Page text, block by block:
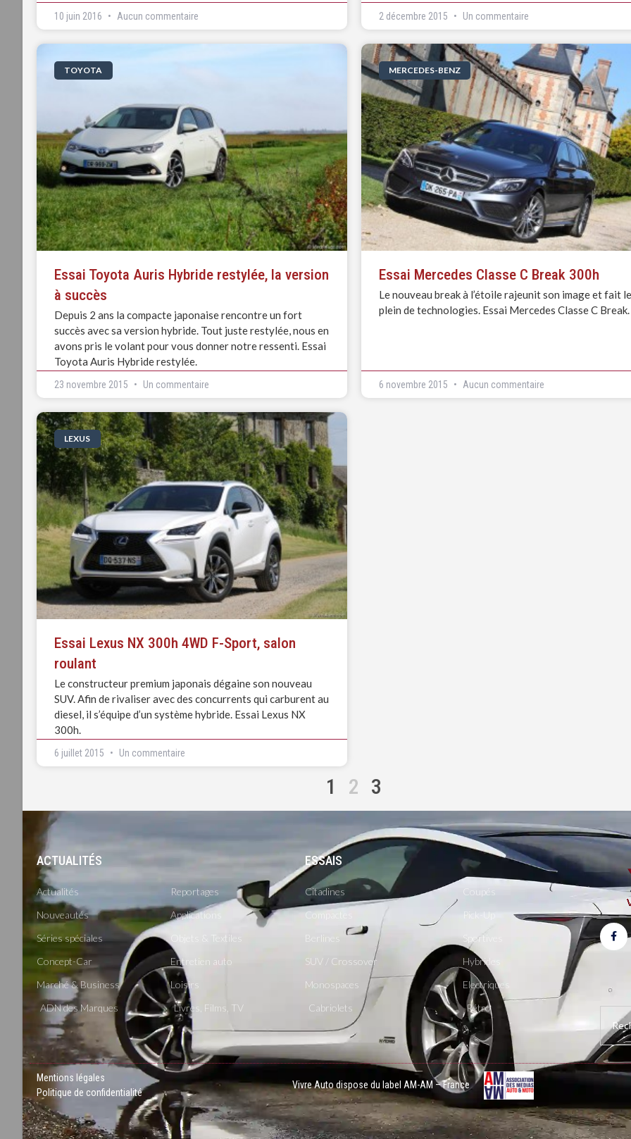
10 juin 2016 Aucun commentaire 2 décembre 2015 Un commentaire
TOYOTA
Essai Toyota Auris Hybride restylée, la version
à succès
Depuis 2 ans la compacte japonaise rencontre un fort
succès avec sa version hybride. Tout juste restylée, nous en
avons pris le volant pour vous donner notre ressenti. Essai
Toyota Auris Hybride restylée.
23 novembre 2015 Un commentaire
MERCEDES-BENZ
Essai Mercedes Classe C Break 300h
Le nouveau break à l’étoile rajeunit son image et fait le
plein de technologies. Essai Mercedes Classe C Break.
6 novembre 2015 Aucun commentaire
LEXUS
Essai Lexus NX 300h 4WD F-Sport, salon
roulant
Le constructeur premium japonais dégaine son nouveau
SUV. Afin de rivaliser avec des concurrents qui carburent au
diesel, il s’équipe d’un système hybride. Essai Lexus NX
300h.
6 juillet 2015 Un commentaire
1 2 3
ACTUALITÉS
Actualités
Nouveautés
Séries spéciales
Concept-Car
Marché & Business
ADN des Marques
Reportages
Applications
Objets & Textiles
Entretien auto
Loisirs
Livres, Films, TV
ESSAIS
Citadines
Compactes
Berlines
SUV / Crossover
Monospaces
Cabriolets
-
Coupés
Pick-Up
Sportives
Hybrides
Electriques
Rétro
Mentions légales
Politique de confidentialité
Vivre Auto dispose du label AM-AM – France